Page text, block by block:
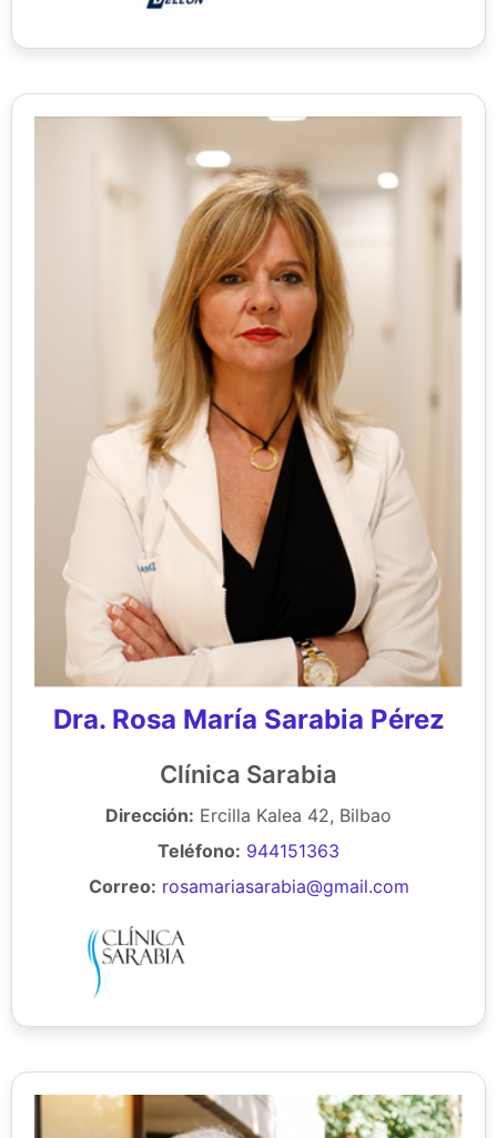
Dra. Rosa María Sarabia Pérez
Clínica Sarabia
Dirección: Ercilla Kalea 42, Bilbao
Teléfono: 944151363
Correo: rosamariasarabia@gmail.com